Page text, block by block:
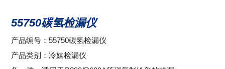
55750碳氢检漏仪
产品编号：55750碳氢检漏仪
产品类别：冷媒检漏仪